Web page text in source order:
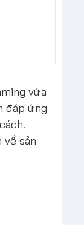
vừa
đáp ứng
sản